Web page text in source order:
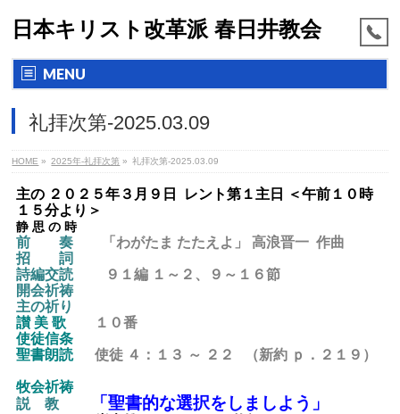
日本キリスト改革派 春日井教会
MENU
礼拝次第-2025.03.09
HOME » 2025年-礼拝次第 » 礼拝次第-2025.03.09
主の ２０２５年３月９日 レント第１主日 ＜午前１０時
１５分より＞
静 思 の 時
前 奏
「わがたま たたえよ」 高浪晋一 作曲
招 詞
詩編交読
９１編 １～２、９～１６節
開会祈祷
主の祈り
讃 美 歌
１０番
使徒信条
聖書朗読
使徒 ４：１３ ～ ２２ （新約 ｐ．２１９）
牧会祈祷
説 教
「聖書的な選択をしましよう」